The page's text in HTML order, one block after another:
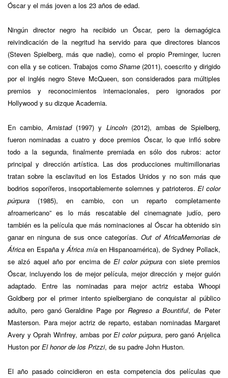
Óscar y el más joven a los 23 años de edad.
Ningún director negro ha recibido un Óscar, pero la demagógica
reivindicación de la negritud ha servido para que directores blancos
(Steven Spielberg, más que nadie), como el propio Preminger, lucren
con ella y se coticen. Trabajos como Shame(2011), coescrito y dirigido
por el inglés negro Steve McQueen, son considerados para múltiples
premios y reconocimientos internacionales, pero ignorados por
Hollywood y su dizque Academia.
En cambio,Amistad(1997) y Lincoln(2012), ambas de Spielberg,
fueron nominadas a cuatro y doce premios Óscar, lo que infló sobre
todo a la segunda, finalmente premiada en sólo dos rubros: actor
principal y dirección artística. Las dos producciones multimillonarias
tratan sobre la esclavitud en los Estados Unidos y no son más que
bodrios soporíferos, insoportablemente solemnes y patrioteros.El color
púrpura (1985), en cambio, con un reparto completamente
afroamericano” es lo más rescatable del cinemagnate judío, pero
también es la película que más nominaciones al Óscar ha obtenido sin
ganar en ninguna de sus once categorías.Out of AfricaMemorias de
África en España yÁfrica míaen Hispanoamérica), de Sydney Pollack,
se alzó aquel año por encima deEl color púrpura con siete premios
Óscar, incluyendo los de mejor película, mejor dirección y mejor guión
adaptado. Entre las nominadas para mejor actriz estaba Whoopi
Goldberg por el primer intento spielbergiano de conquistar al público
adulto, pero ganó Geraldine Page por Regreso a Bountiful, de Peter
Masterson. Para mejor actriz de reparto, estaban nominadas Margaret
Avery y Oprah Winfrey, ambas porEl color púrpura, pero ganó Anjelica
Huston porEl honor de los Prizzi, de su padre John Huston.
El año pasado coincidieron en esta competencia dos películas que